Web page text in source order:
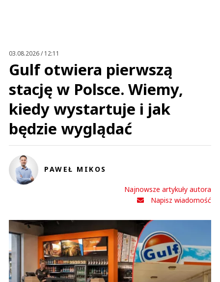
03.08.2026 / 12:11
Gulf otwiera pierwszą
stację w Polsce. Wiemy,
kiedy wystartuje i jak
będzie wyglądać
PAWEŁ MIKOS
Najnowsze artykuły autora
Napisz wiadomość